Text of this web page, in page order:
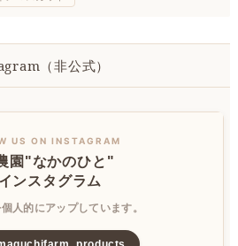
（非公式）
US ON INSTAGRAM
園"なかのひと"
インスタグラム
人的にアップしています。